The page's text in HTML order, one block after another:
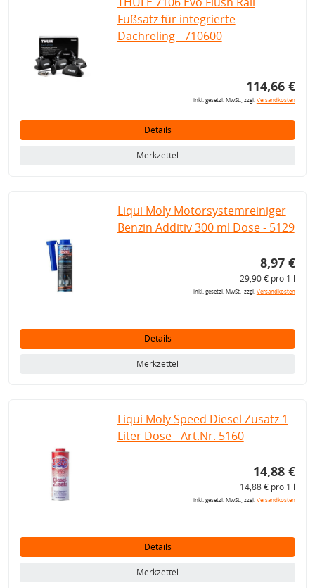
Fußsatz für integrierte
Dachreling - 710600
114,66 €
inkl. gesetzl. MwSt., zzgl.Versandkosten
Details
Merkzettel
Liqui Moly Motorsystemreiniger
Benzin Additiv 300 ml Dose - 5129
8,97 €
29,90 € pro 1 l
inkl. gesetzl. MwSt., zzgl.Versandkosten
Details
Merkzettel
Liqui Moly Speed Diesel Zusatz 1
Liter Dose - Art.Nr. 5160
14,88 €
14,88 € pro 1 l
inkl. gesetzl. MwSt., zzgl.Versandkosten
Details
Merkzettel